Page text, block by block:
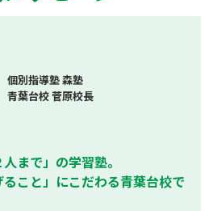
個別指導塾 森塾
青葉台校 菅原校長
まで」の学習塾。
ること」にこだわる青葉台校で